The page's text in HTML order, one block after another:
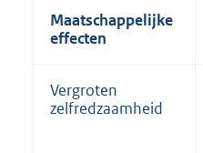
Maatschappelijke
effecten
Vergroten
zelfredzaamheid